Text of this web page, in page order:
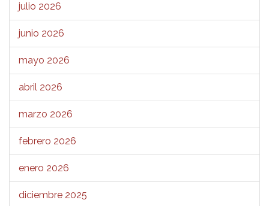
julio 2026
junio 2026
mayo 2026
abril 2026
marzo 2026
febrero 2026
enero 2026
diciembre 2025